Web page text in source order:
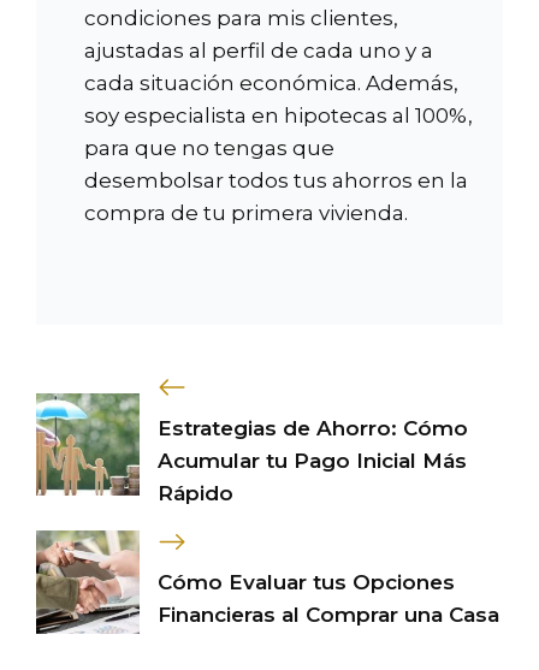
condiciones para mis clientes,
ajustadas al perfil de cada uno y a
cada situación económica. Además,
soy especialista en hipotecas al 100%,
para que no tengas que
desembolsar todos tus ahorros en la
compra de tu primera vivienda.
Estrategias de Ahorro: Cómo
Acumular tu Pago Inicial Más
Rápido
Cómo Evaluar tus Opciones
Financieras al Comprar una Casa